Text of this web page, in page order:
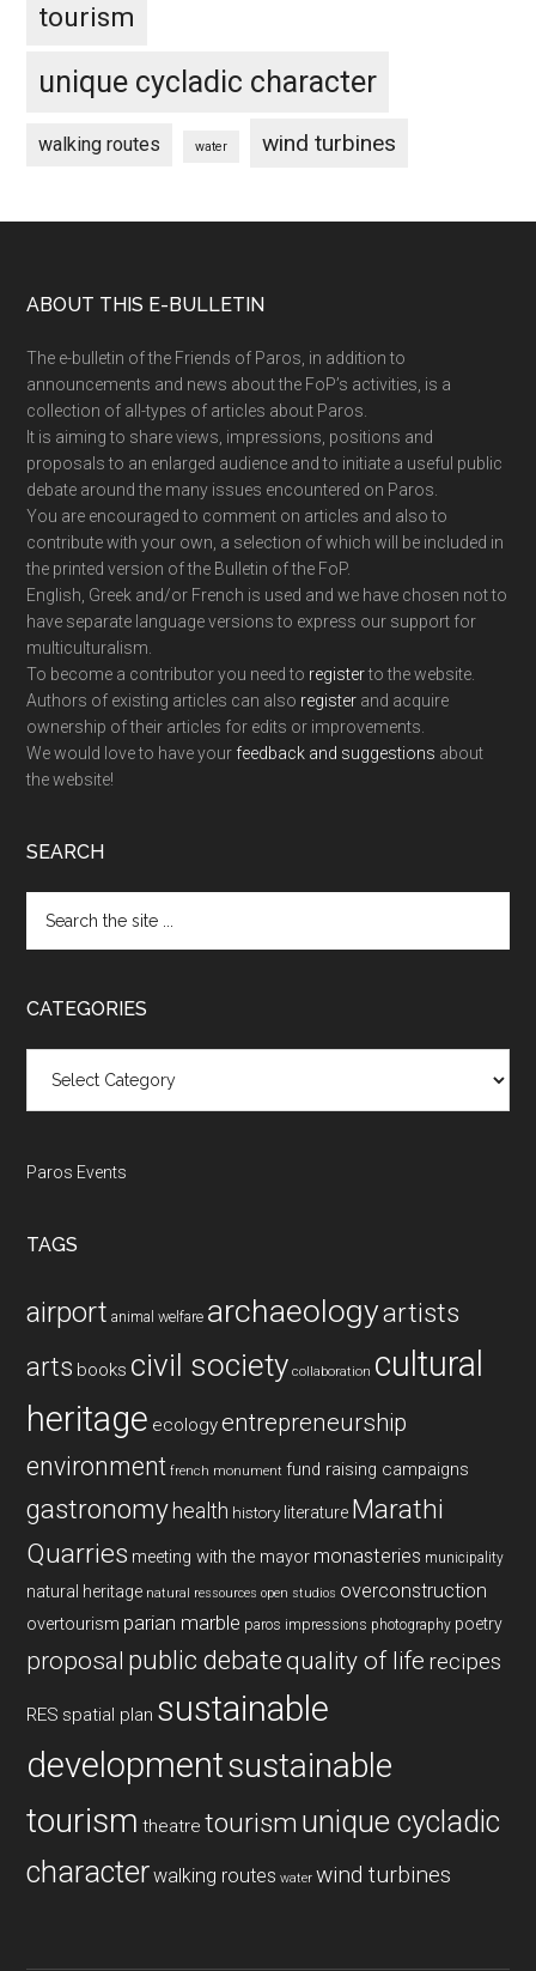
tourism
unique cycladic character
walking routes water wind turbines
Footer
ABOUT THIS E-BULLETIN
The e-bulletin of the Friends of Paros, in addition to
announcements and news about the FoP’s activities, is a
collection of all-types of articles about Paros.
It is aiming to share views, impressions, positions and
proposals to an enlarged audience and to initiate a useful public
debate around the many issues encountered on Paros.
You are encouraged to comment on articles and also to
contribute with your own, a selection of which will be included in
the printed version of the Bulletin of the FoP.
English, Greek and/or French is used and we have chosen not to
have separate language versions to express our support for
multiculturalism.
To become a contributor you need to registerto the website.
Authors of existing articles can also register and acquire
ownership of their articles for edits or improvements.
We would love to have your feedback and suggestions about
the website!
SEARCH
the
CATEGORIES
Paros Events
TAGS
airport animal welfare archaeologyartists
arts books civil society collaboration cultural
heritage ecologyentrepreneurship
environment french monument fund raising campaigns
gastronomy health history literature Marathi
Quarries meeting with the mayor monasteries municipality
natural heritage natural ressources open studios overconstruction
overtourism parian marble paros impressions photography poetry
proposal public debatequality of life recipes
RES spatial plan sustainable
developmentsustainable
tourism theatre tourism unique cycladic
characterwalking routes water wind turbines